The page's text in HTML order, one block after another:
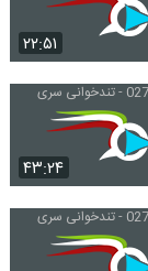
۲۲:۵۱
۴۳:۲۴